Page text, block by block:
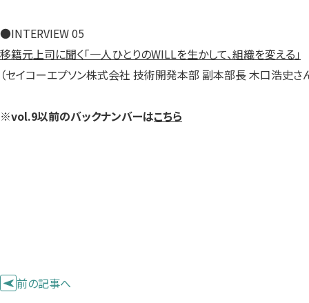
●INTERVIEW 05
移籍元上司に聞く「一人ひとりのWILLを生かして、組織を変える」
（セイコーエプソン株式会社 技術開発本部 副本部長 木口浩史さ
※vol.9以前のバックナンバーはこちら
前の記事へ